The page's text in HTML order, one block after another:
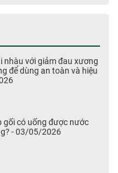
nhàu với giảm đau xương
để dùng an toàn và hiệu
gối có uống được nước
- 03/05/2026